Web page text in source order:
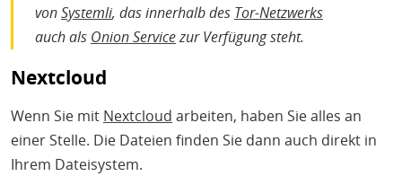
vonSystemli, das innerhalb des Tor-Netzwerks
auch als Onion Servicezur Verfügung steht.
Nextcloud
Wenn Sie mit Nextcloud arbeiten, haben Sie alles an
einer Stelle. Die Dateien finden Sie dann auch direkt in
Ihrem Dateisystem.